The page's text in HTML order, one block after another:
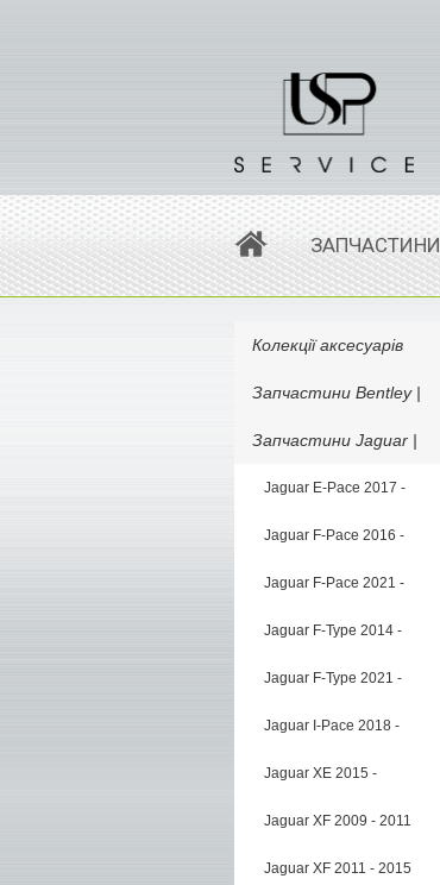
ЗАПЧАСТИНИ
Колекції аксесуарів
Запчастини Bentley |
Запчастини Jaguar |
Jaguar E-Pace 2017 -
Jaguar F-Pace 2016 -
Jaguar F-Pace 2021 -
Jaguar F-Type 2014 -
Jaguar F-Type 2021 -
Jaguar I-Pace 2018 -
Jaguar XE 2015 -
Jaguar XF 2009 - 2011
Jaguar XF 2011 - 2015